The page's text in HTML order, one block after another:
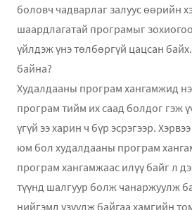
боловч чадварлаг залуус өөрийн
шаардлагатай програмыг
үйлдэж үнэ төлбөргүй цацсан
байна?
Худалдааны програм хангамжид
програм тийм их саад болдог гэж
үгүй ээ харин ч бүр эсрэгээр.
юм бол худалдааны програм
програм хангамжаас илүү байг л
түүнд шалгуур болж чанаржуулж
нийгэмд үзүүлж байгаа хамгийн